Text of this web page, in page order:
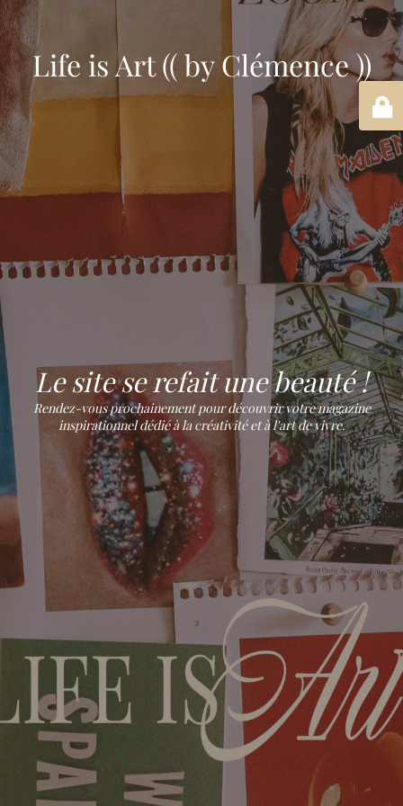
Life is Art (( by Clémence ))
Le site se refait une beauté !
Rendez-vous prochainement pour découvrir votre magazine
inspirationnel dédié à la créativité et à l'art de vivre.